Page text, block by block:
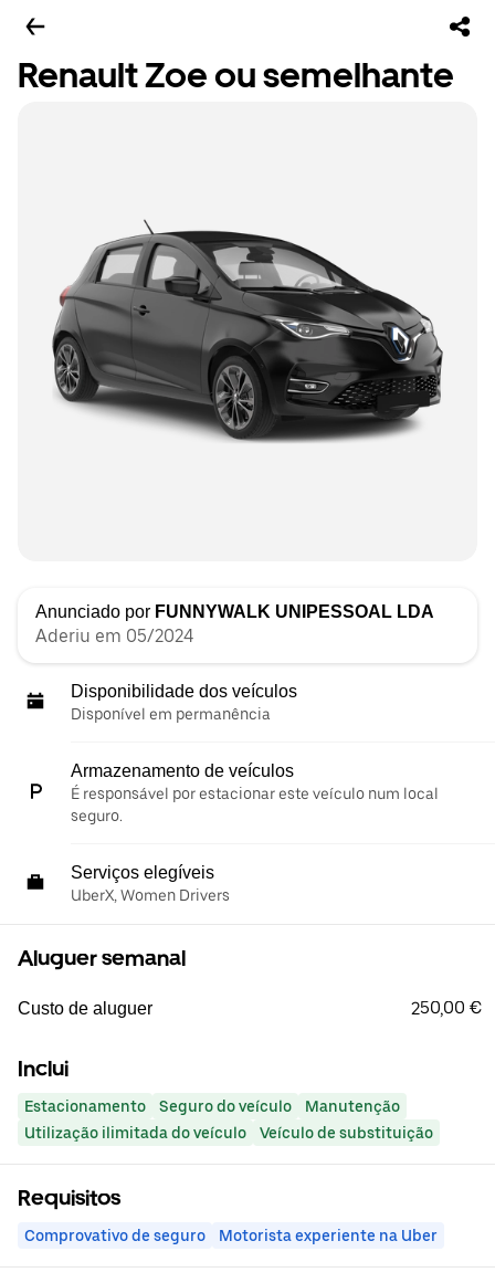
Renault Zoe ou semelhante
Anunciado por FUNNYWALK UNIPESSOAL LDA
Aderiu em 05/2024
Disponibilidade dos veículos
Disponível em permanência
Armazenamento de veículos
É responsável por estacionar este veículo num local
seguro.
Serviços elegíveis
UberX, Women Drivers
Aluguer semanal
Custo de aluguer 250,00 €
Inclui
Estacionamento Seguro do veículo
Manutenção
Utilização ilimitada do veículo
Veículo de substituição
Requisitos
Comprovativo de seguro Motorista experiente na Uber